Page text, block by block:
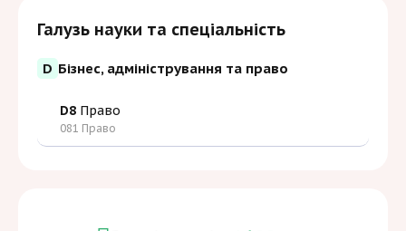
Галузь науки та спеціальність
D Бізнес, адміністрування та право
D8 Право
081 Право